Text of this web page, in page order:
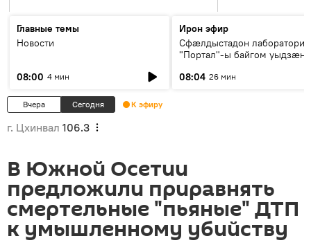
Главные темы
Новости
08:00 4 мин
Ирон эфир
Сфæлдыстадон лаборатори
"Портал"-ы байгом уыдзæн
Æхсары куыстыты равдыст
08:04 26 мин
Вчера Сегодня К эфиру
г. Цхинвал 106.3
В Южной Осетии
предложили приравнять
смертельные "пьяные" ДТП
к умышленному убийству